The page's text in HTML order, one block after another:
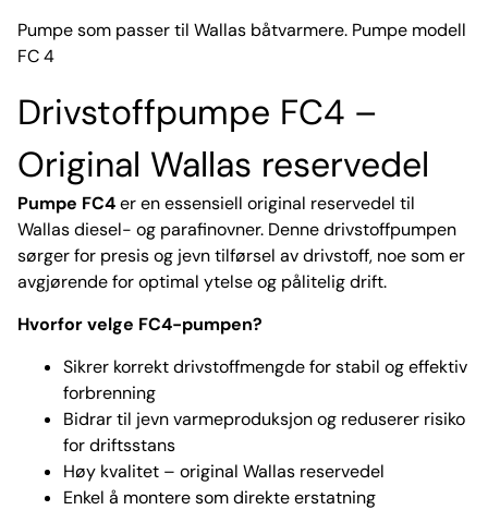
Pumpe som passer til Wallas båtvarmere. Pumpe modell
FC 4
Drivstoffpumpe FC4 –
Original Wallas reservedel
Pumpe FC4er en essensiell original reservedel til
Wallas diesel- og parafinovner. Denne drivstoffpumpen
sørger for presis og jevn tilførsel av drivstoff, noe som er
avgjørende for optimal ytelse og pålitelig drift.
Hvorfor velge FC4-pumpen?
Sikrer korrekt drivstoffmengde for stabil og effektiv
forbrenning
Bidrar til jevn varmeproduksjon og reduserer risiko
for driftsstans
Høy kvalitet – original Wallas reservedel
Enkel å montere som direkte erstatning